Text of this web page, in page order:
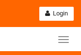
Login